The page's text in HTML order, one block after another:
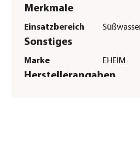
Merkmale
Einsatzbereich
Sonstiges
Marke EHEIM
Herstellerangaben